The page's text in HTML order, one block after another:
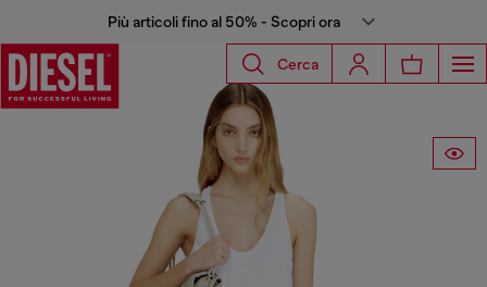
Più articoli fino al 50% - Scopri ora
Cerca